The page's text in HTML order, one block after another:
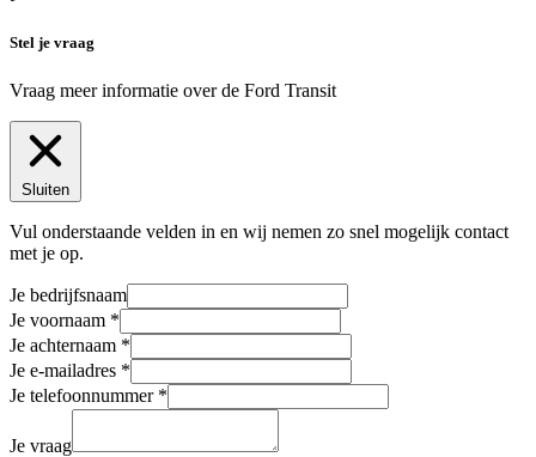
Stel je vraag
Vraag meer informatie over de Ford Transit
Sluiten
Vul onderstaande velden in en wij nemen zo snel mogelijk contact
met je op.
Je bedrijfsnaam
Je voornaam
Je achternaam
Je e-mailadres
Je telefoonnummer
Je vraag